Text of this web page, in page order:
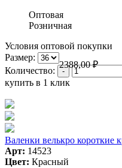
Оптовая
Розничная
Условия оптовой покупки
Размер:
2388,00₽
Количество:
купить в 1 клик
Валенки велькро короткие
Арт: 14523
Цвет: Красный